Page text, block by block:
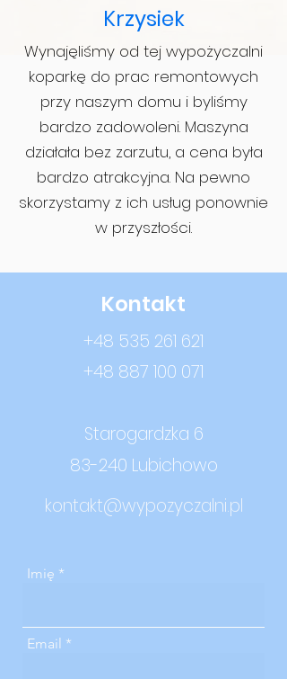
Krzysiek
Wynajęliśmy od tej wypożyczalni
koparkę do prac remontowych
przy naszym domu i byliśmy
bardzo zadowoleni. Maszyna
działała bez zarzutu, a cena była
bardzo atrakcyjna. Na pewno
skorzystamy z ich usług ponownie
w przyszłości.
Kontakt
+48 535 261 621
+48 887 100 071
Starogardzka 6
83-240 Lubichowo
kontakt@wypozyczalni.pl
Imię
Email